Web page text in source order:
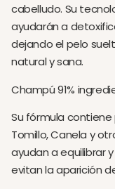
cabelludo. Su
ayudarán a
dejando el pelo
natural y sana.
Champú 91%
Su fórmula contiene
Tomillo, Canela y
ayudan a equilibrar
evitan la aparición